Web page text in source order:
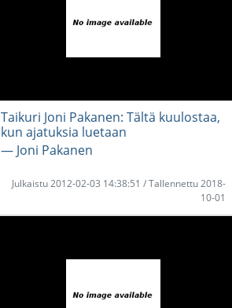
Taikuri Joni Pakanen: Tältä kuulostaa,
kun ajatuksia luetaan
― Joni Pakanen
Julkaistu 2012-02-03 14:38:51 / Tallennettu 2018-
10-01